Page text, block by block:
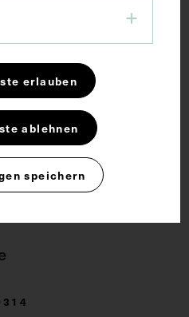
Gewebe
erlauben
ablehnen
speichern